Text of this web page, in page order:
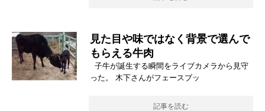
見た目や味ではなく背景で選んで
もらえる牛肉
子牛が誕生する瞬間をライブカメラから見守
った。 木下さんがフェースブッ
記事を読む